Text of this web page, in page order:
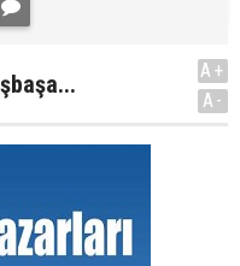
A+
A-